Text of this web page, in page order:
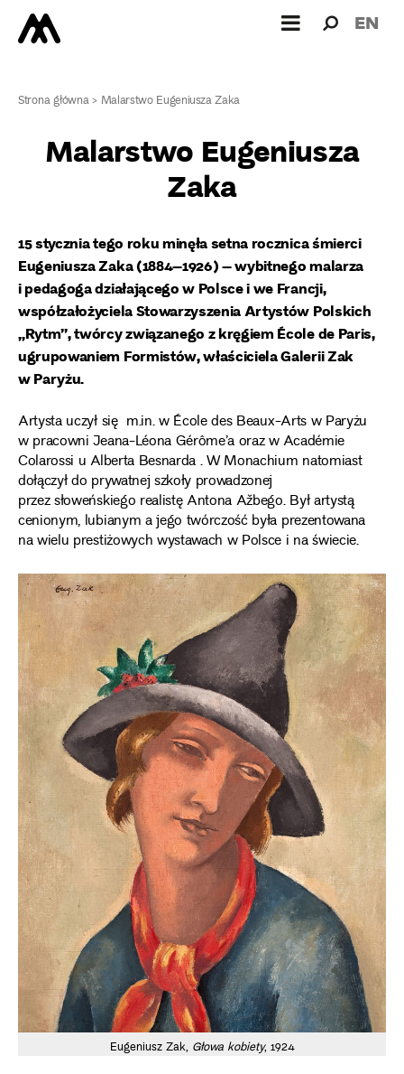
dla: EN
Strona główna> Malarstwo Eugeniusza Zaka
Malarstwo Eugeniusza
Zaka
15 stycznia tego roku minęła setna rocznica śmierci
Eugeniusza Zaka (1884–1926) – wybitnego malarza
i pedagoga działającego w Polsce i we Francji,
współzałożyciela Stowarzyszenia Artystów Polskich
„Rytm”, twórcy związanego z kręgiem École de Paris,
ugrupowaniem Formistów, właściciela Galerii Zak
w Paryżu.
Artysta uczył się m.in. w École des Beaux-Arts w Paryżu
w pracowni Jeana-Léona Gérôme’a oraz w Académie
Colarossi u Alberta Besnarda . W Monachium natomiast
dołączył do prywatnej szkoły prowadzonej
przez słoweńskiego realistę Antona Ažbego. Był artystą
cenionym, lubianym a jego twórczość była prezentowana
na wielu prestiżowych wystawach w Polsce i na świecie.
Eugeniusz Zak, Głowa kobiety, 1924